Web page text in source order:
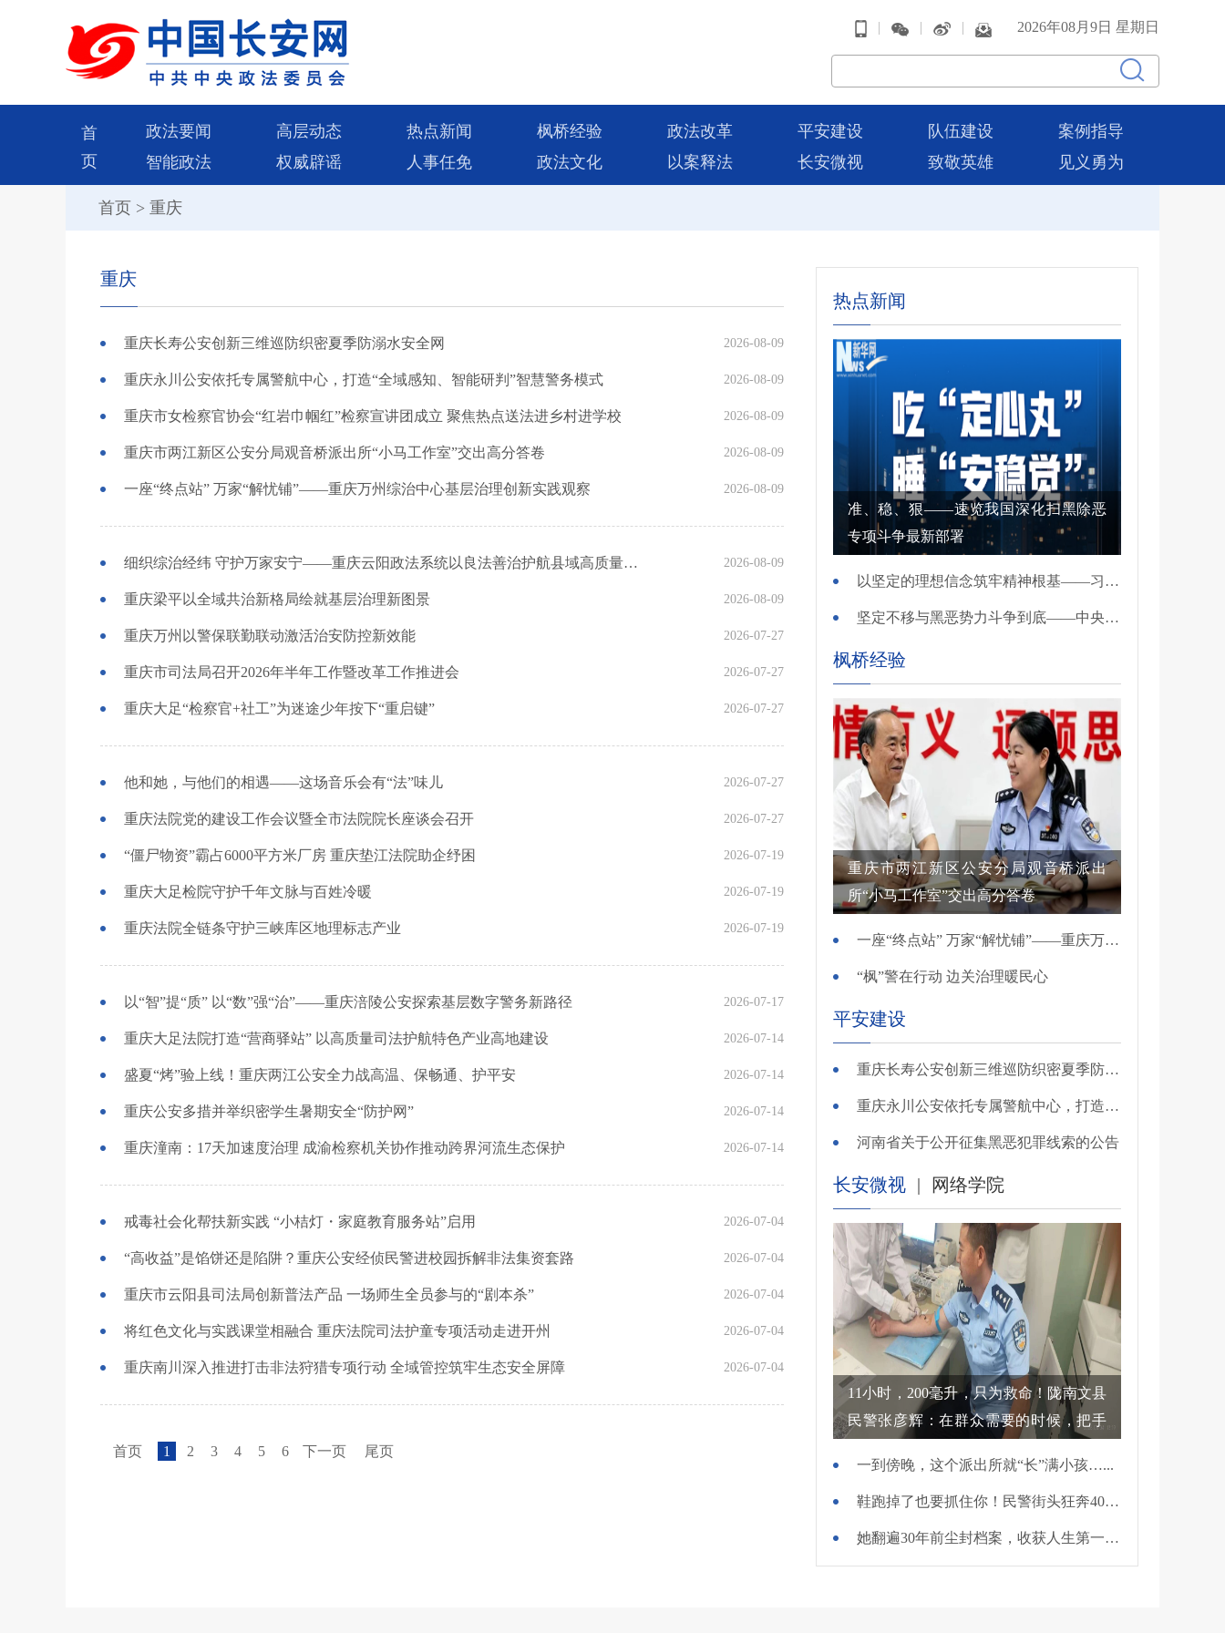
| | | 2026年08月9日 星期日
首
页
政法要闻 高层动态 热点新闻 枫桥经验 政法改革 平安建设 队伍建设
案例指导
智能政法
权威辟谣 人事任免 政法文化 以案释法 长安微视 致敬英雄 见义勇为
首页 > 重庆
重庆
重庆长寿公安创新三维巡防织密夏季防溺水安全网 2026-08-09
重庆永川公安依托专属警航中心，打造“全域感知、智能研判”智慧警务模式 2026-08-09
重庆市女检察官协会“红岩巾帼红”检察宣讲团成立 聚焦热点送法进乡村进学校 2026-08-09
重庆市两江新区公安分局观音桥派出所“小马工作室”交出高分答卷 2026-08-09
一座“终点站” 万家“解忧铺”——重庆万州综治中心基层治理创新实践观察 2026-08-09
细织综治经纬 守护万家安宁——重庆云阳政法系统以良法善治护航县域高质量发展 2026-08-09
重庆梁平以全域共治新格局绘就基层治理新图景 2026-08-09
重庆万州以警保联勤联动激活治安防控新效能 2026-07-27
重庆市司法局召开2026年半年工作暨改革工作推进会 2026-07-27
重庆大足“检察官+社工”为迷途少年按下“重启键” 2026-07-27
他和她，与他们的相遇——这场音乐会有“法”味儿 2026-07-27
重庆法院党的建设工作会议暨全市法院院长座谈会召开 2026-07-27
“僵尸物资”霸占6000平方米厂房 重庆垫江法院助企纾困 2026-07-19
重庆大足检院守护千年文脉与百姓冷暖 2026-07-19
重庆法院全链条守护三峡库区地理标志产业 2026-07-19
以“智”提“质” 以“数”强“治”——重庆涪陵公安探索基层数字警务新路径 2026-07-17
重庆大足法院打造“营商驿站” 以高质量司法护航特色产业高地建设 2026-07-14
盛夏“烤”验上线！重庆两江公安全力战高温、保畅通、护平安 2026-07-14
重庆公安多措并举织密学生暑期安全“防护网” 2026-07-14
重庆潼南：17天加速度治理 成渝检察机关协作推动跨界河流生态保护 2026-07-14
戒毒社会化帮扶新实践 “小桔灯・家庭教育服务站”启用 2026-07-04
“高收益”是馅饼还是陷阱？重庆公安经侦民警进校园拆解非法集资套路 2026-07-04
重庆市云阳县司法局创新普法产品 一场师生全员参与的“剧本杀” 2026-07-04
将红色文化与实践课堂相融合 重庆法院司法护童专项活动走进开州 2026-07-04
重庆南川深入推进打击非法狩猎专项行动 全域管控筑牢生态安全屏障 2026-07-04
首页 1 2 3 4 5 6 下一页 尾页
热点新闻
准、稳、狠——速览我国深化扫黑除恶
专项斗争最新部署
以坚定的理想信念筑牢精神根基——习近平党建思想理论品格系列述评之一
坚定不移与黑恶势力斗争到底——中央政法委负责同志就开展深化扫黑除恶专项斗争有关问题答记者问
枫桥经验
重庆市两江新区公安分局观音桥派出
所“小马工作室”交出高分答卷
一座“终点站” 万家“解忧铺”——重庆万州综治中心基层治理创新实践观察
“枫”警在行动 边关治理暖民心
平安建设
重庆长寿公安创新三维巡防织密夏季防溺水安全网
重庆永川公安依托专属警航中心，打造“全域感知、智能研判”智慧警务模式
河南省关于公开征集黑恶犯罪线索的公告
长安微视 | 网络学院
11小时，200毫升，只为救命！陇南文县
民警张彦辉：在群众需要的时候，把手
一到傍晚，这个派出所就“长”满小孩…...
鞋跑掉了也要抓住你！民警街头狂奔400米擒贼
她翻遍30年前尘封档案，收获人生第一面锦旗